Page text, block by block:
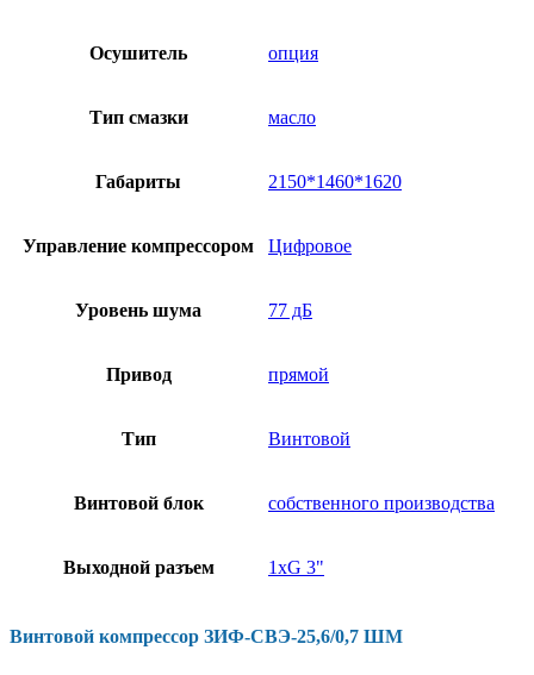
Осушитель опция
Тип смазки масло
Габариты 2150*1460*1620
Управление компрессором Цифровое
Уровень шума 77 дБ
Привод прямой
Тип Винтовой
Винтовой блок собственного производства
Выходной разъем 1хG 3"
Винтовой компрессор ЗИФ-СВЭ-25,6/0,7 ШМ